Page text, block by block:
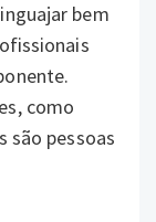
bem
como
são pessoas